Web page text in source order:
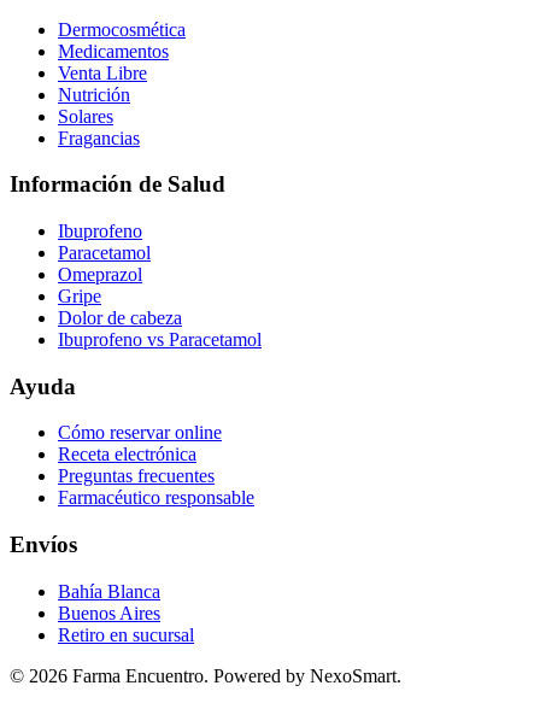
Dermocosmética
Medicamentos
Venta Libre
Nutrición
Solares
Fragancias
Información de Salud
Ibuprofeno
Paracetamol
Omeprazol
Gripe
Dolor de cabeza
Ibuprofeno vs Paracetamol
Ayuda
Cómo reservar online
Receta electrónica
Preguntas frecuentes
Farmacéutico responsable
Envíos
Bahía Blanca
Buenos Aires
Retiro en sucursal
© 2026 Farma Encuentro. Powered by NexoSmart.